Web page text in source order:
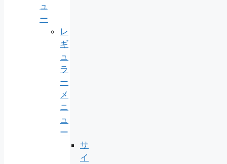
ュ
ー
レ
ギ
ュ
ラ
ー
メ
ニ
ュ
ー
サ
イ